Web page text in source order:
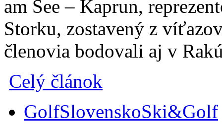
am See – Kaprun,
Storku, zostavený z
členovia bodovali aj v
Celý článok
GolfSlovenskoSki&Golf